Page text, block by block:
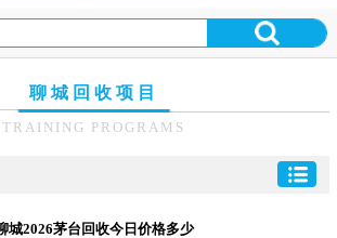
聊城回收项目
TRAINING PROGRAMS
城2026茅台回收今日价格多少